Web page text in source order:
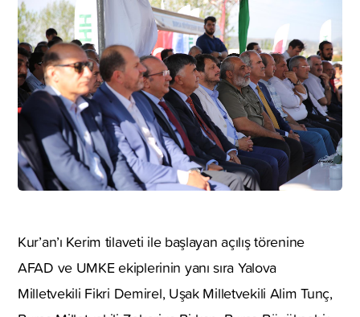
Kur’an’ı Kerim tilaveti ile başlayan açılış törenine
AFAD ve UMKE ekiplerinin yanı sıra Yalova
Milletvekili Fikri Demirel, Uşak Milletvekili Alim Tunç,